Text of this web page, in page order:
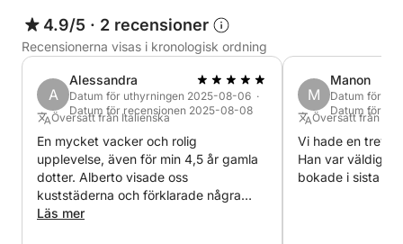
En perfekt utflykt för dig som söker avkoppling,
natur och skönhet vid Gardasjön, även på kort tid.
4.9/5 · 2 recensioner
Recensionerna visas i kronologisk ordning
A
Alessandra
Datum för uthyrningen 2025-08-06 ·
Datum för recensionen 2025-08-08
Översatt från Italienska
En mycket vacker och rolig
upplevelse, även för min 4,5 år gamla
dotter. Alberto visade oss
kuststäderna och förklarade några
lokala sevärdheter.
Läs mer
M
Manon
Datum för
Datum för
Översatt från
Vi hade en
Han var väldigt
bokade i sista